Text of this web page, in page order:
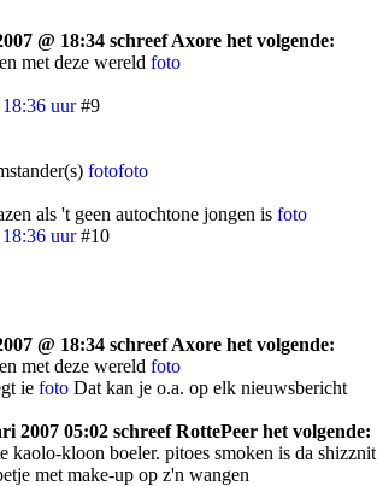
@ 18:34 schreef Axore het volgende:
met deze wereld foto
uur #9
fotofoto
als 't geen autochtone jongen is foto
uur #10
@ 18:34 schreef Axore het volgende:
met deze wereld foto
ie foto Dat kan je o.a. op elk nieuwsbericht
2007 05:02 schreef RottePeer het volgende:
kaolo-kloon boeler. pitoes smoken is da shizznit
met make-up op z'n wangen